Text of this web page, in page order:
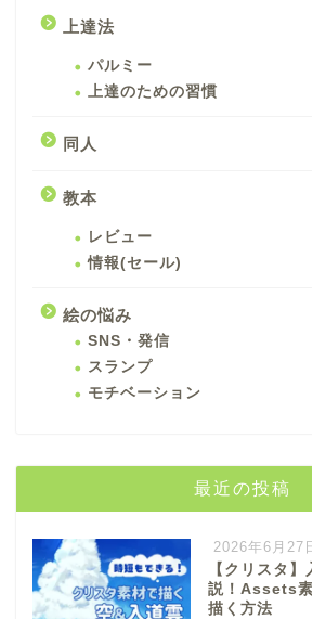
上達法
パルミー
上達のための習慣
同人
教本
レビュー
情報(セール)
絵の悩み
SNS・発信
スランプ
モチベーション
最近の投稿
2026年6月27
【クリスタ
説！Assets
描く方法